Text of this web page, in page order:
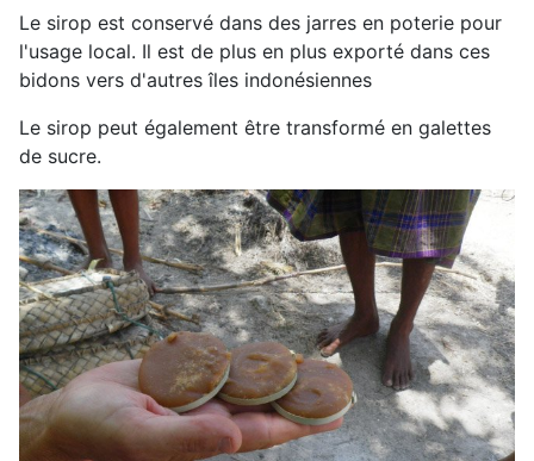
Le sirop est conservé dans des jarres en poterie pour
l'usage local. Il est de plus en plus exporté dans ces
bidons vers d'autres îles indonésiennes
Le sirop peut également être transformé en galettes
de sucre.